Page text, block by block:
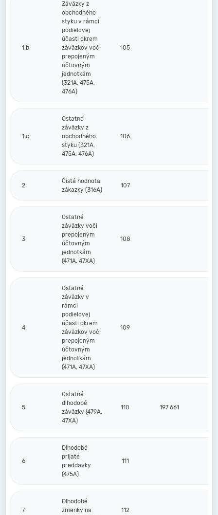
1.b.
Záväzky z
obchodného
styku v rámci
podielovej
účasti okrem
záväzkov voči
prepojeným
účtovným
jednotkám
(321A, 475A,
476A)
105
1.c.
Ostatné
záväzky z
obchodného
styku (321A,
475A, 476A)
106
2.
Čistá hodnota
zákazky (316A)
107
3.
Ostatné
záväzky voči
prepojeným
účtovným
jednotkám
(471A, 47XA)
108
4.
Ostatné
záväzky v
rámci
podielovej
účasti okrem
záväzkov voči
prepojeným
účtovným
jednotkám
(471A, 47XA)
109
5.
Ostatné
dlhodobé
záväzky (479A,
47XA)
110 197 661
6.
Dlhodobé
prijaté
preddavky
(475A)
111
7.
Dlhodobé
zmenky na
112